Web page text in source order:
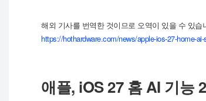
해외 기사를 번역한 것이므로 오역이 있을 수 있습
https://hothardware.com/news/apple-ios-27-home-
애플, iOS 27 홈 AI 기능